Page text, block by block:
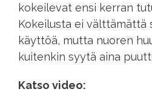
kokeilevat ensi kerran
Kokeilusta ei välttämättä
käyttöä, mutta nuoren
kuitenkin syytä aina
Katso video: